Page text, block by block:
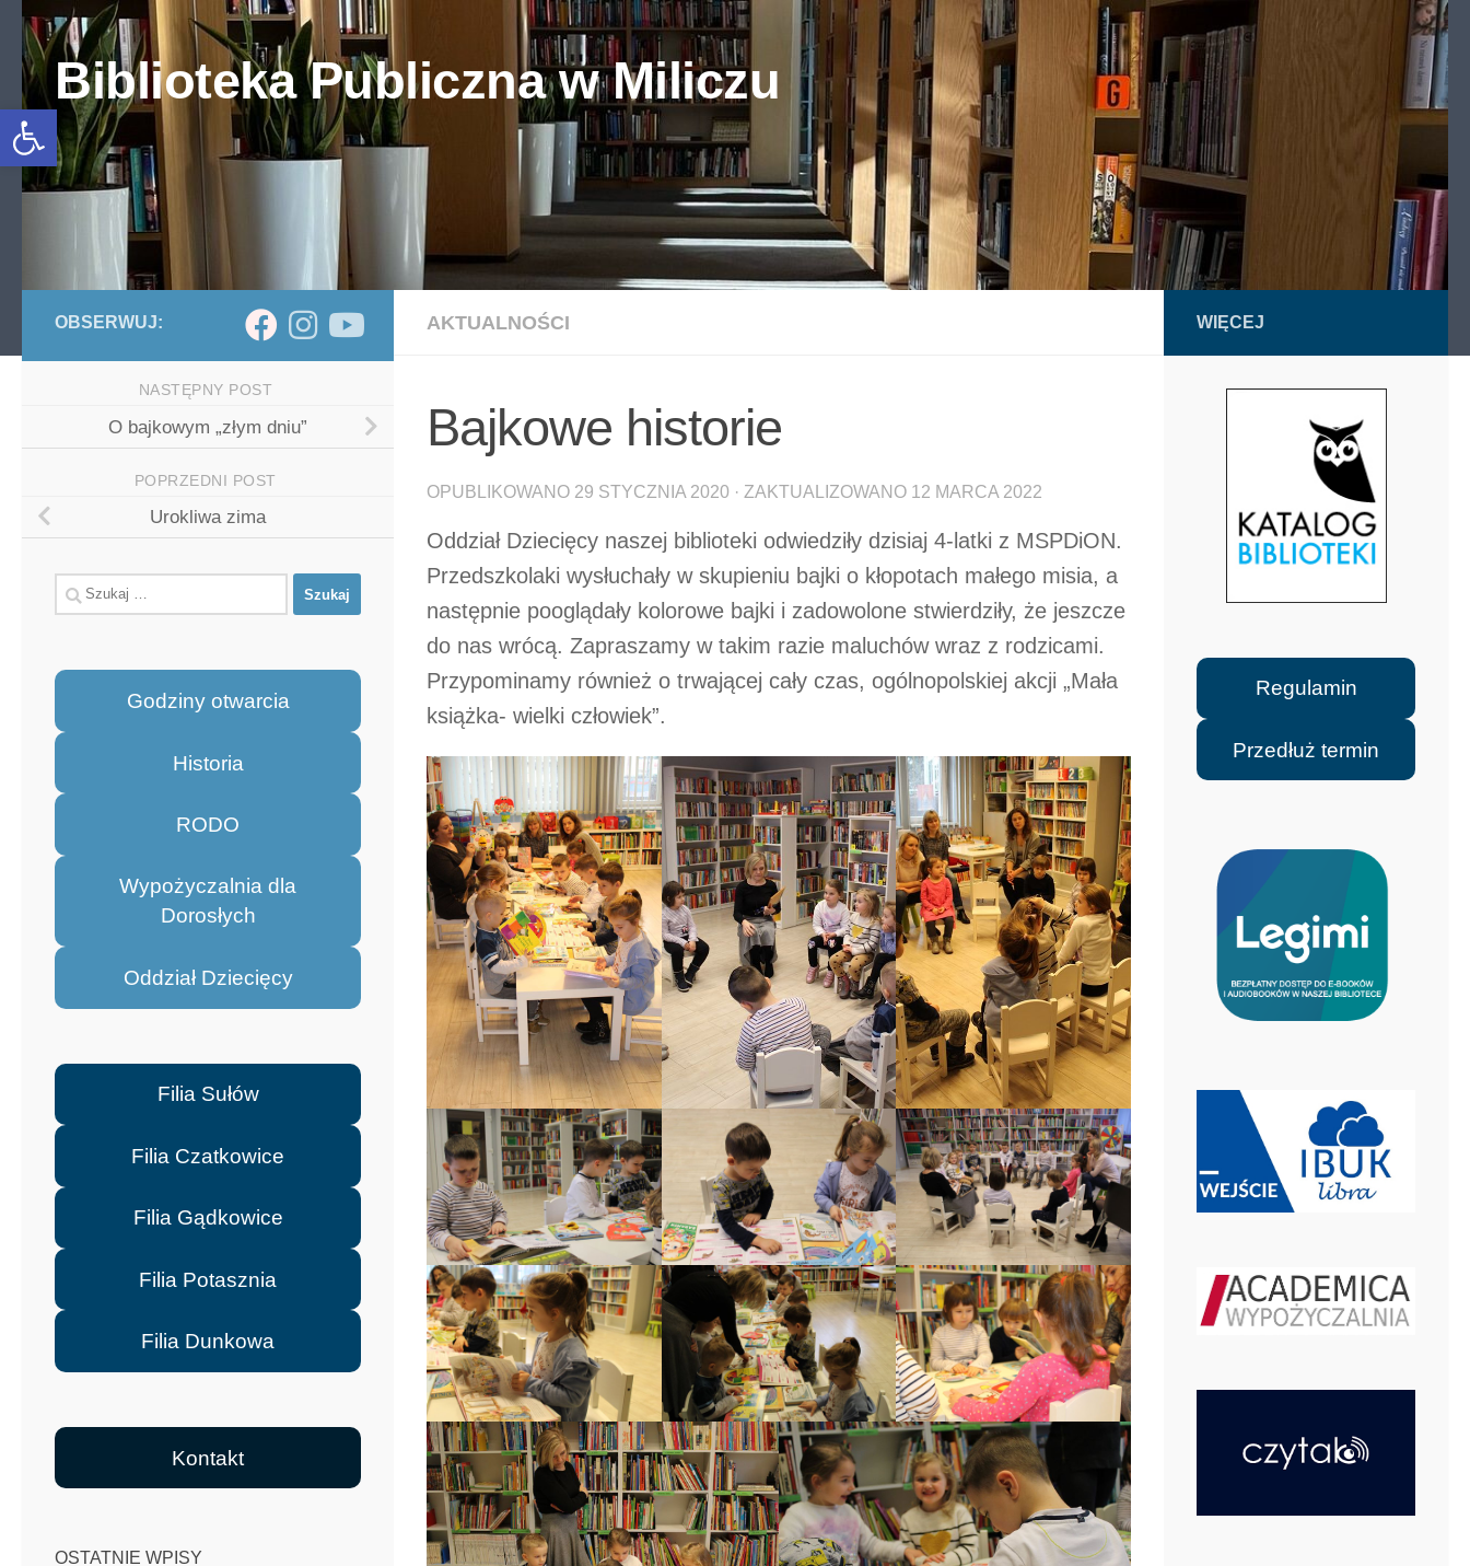
Otwórz pasek narzędzi
Skip to content
Biblioteka Publiczna w Miliczu
AKTUALNOŚCI
Bajkowe historie
OPUBLIKOWANO 29 STYCZNIA 2020 · ZAKTUALIZOWANO 12 MARCA 2022
Oddział Dziecięcy naszej biblioteki odwiedziły dzisiaj 4-latki z MSPDiON.
Przedszkolaki wysłuchały w skupieniu bajki o kłopotach małego misia, a
następnie pooglądały kolorowe bajki i zadowolone stwierdziły, że jeszcze
do nas wrócą. Zapraszamy w takim razie maluchów wraz z rodzicami.
Przypominamy również o trwającej cały czas, ogólnopolskiej akcji „Mała
książka- wielki człowiek”.
OBSERWUJ:
NASTĘPNY POST
O bajkowym „złym dniu”
POPRZEDNI POST
Urokliwa zima
Szukaj:
Godziny otwarcia
Historia
RODO
Wypożyczalnia dla
Dorosłych
Oddział Dziecięcy
Filia Sułów
Filia Czatkowice
Filia Gądkowice
Filia Potasznia
Filia Dunkowa
Kontakt
OSTATNIE WPISY
WIĘCEJ
Regulamin
Przedłuż termin